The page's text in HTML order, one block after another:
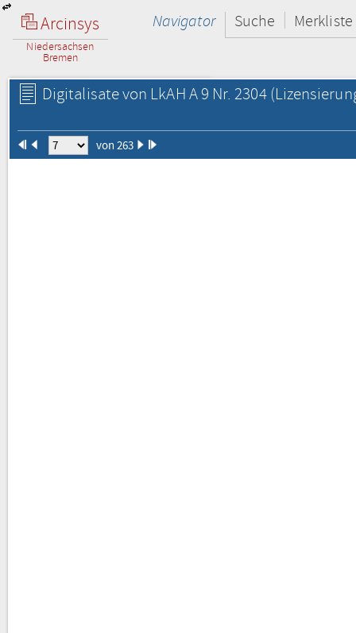
Arcinsys
Niedersachsen
Bremen
Navigator Suche Merkliste
Digitalisate von LkAH A 9 Nr. 2304
von 263